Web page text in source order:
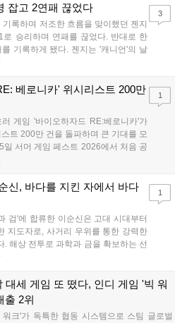
난항을 겪는 헥세에 어떤 활력을 불어넣을
다....
잡고 2연패 끊었다
록하며 저조한 흐름을 맞이했던 젠지
로 승리하며 연패를 끊었다. 반대로 한
기록하게 됐다. 젠지는 '캐니언'의 날
럼블을 상대로 점멸까지 빼내고 킬을
교전...
3
베로니카' 위시리스트 200만
게임 '바이오하자드 RE:베로니카'가
트 200만 건을 돌파하며 큰 기대를 모
일 서머 게임 페스트 2026에서 처음 공
을 현대적으로 재구성한 작품으로,
스 남매의 이야기를 다루며 RE 엔진을
적인 출시일과 가격, 예약 구매 일정
....
1
신, 바다를 지킨 자에서 바다
검'에 합류한 이순신은 고대 시대부터
지도자로, 사거리 우위를 통한 강력한
. 해상 전투로 과학과 금을 확보하는 선
, 카르타고나 촐라 문명과 조합 시 압
니다. 이순신은 지상전 중심의 도요토
상 군신으로서 전략적 재미를 극대화
1
대세 게임 또 떴다, 인디 게임 '빅 워
출 2위
크'가 독특한 협동 시스템으로 스팀 글로벌